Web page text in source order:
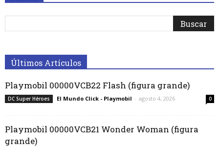
Últimos Artículos
Playmobil 00000VCB22 Flash (figura grande)
DC Super Héroes El Mundo Click - Playmobil - agosto 4, 2026 0
Playmobil 00000VCB21 Wonder Woman (figura
grande)